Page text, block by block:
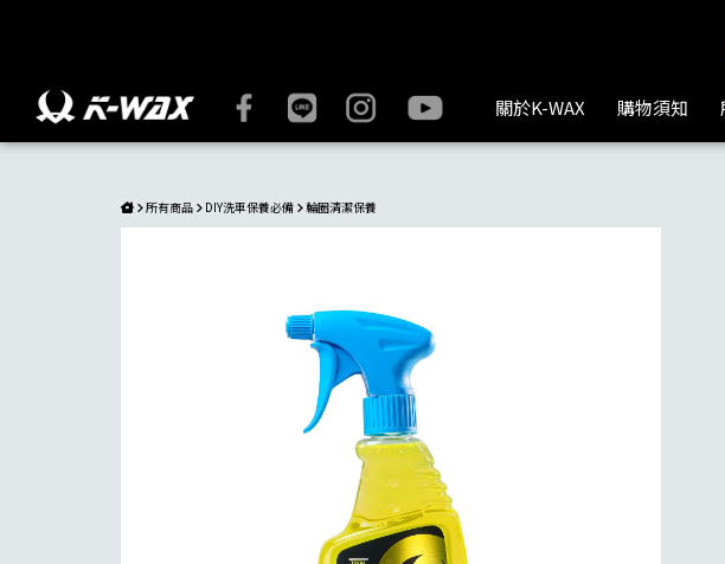
關於K-WAX 購物須知
所有商品 DIY洗車保養必備 輪圈清潔保養
(現省
洗車入門組(現省
內裝維護組